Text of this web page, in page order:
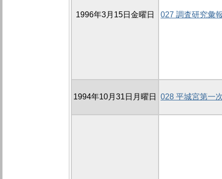
1996年3月15日金曜日 027 調査研究彙
1994年10月31日月曜日 028 平城宮第一